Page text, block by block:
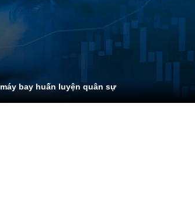
máy bay huấn luyện quân sự